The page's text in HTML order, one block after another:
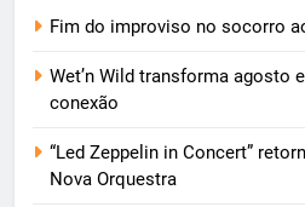
Fim do improviso no socorro
Wet’n Wild transforma agosto
conexão
“Led Zeppelin in Concert”
Nova Orquestra